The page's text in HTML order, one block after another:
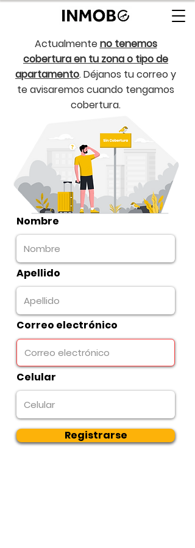
Actualmenteno tenemos
cobertura en tu zona o tipo de
apartamento. Déjanos tu correo y
te avisaremos cuando tengamos
cobertura.
Nombre
Apellido
Correo electrónico
Celular
Registrarse